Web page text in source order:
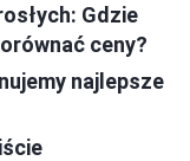
Gdzie
ceny?
najlepsze